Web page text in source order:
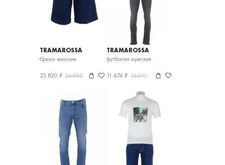
TRAMAROSSA
брюки женские
25 820 ₽ 36885
TRAMAROSSA
футболка мужская
11 474 ₽ 16391